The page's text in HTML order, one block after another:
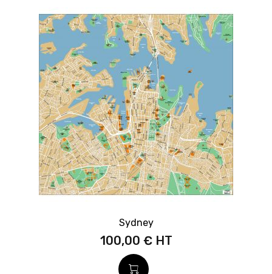
Sydney
100,00 €